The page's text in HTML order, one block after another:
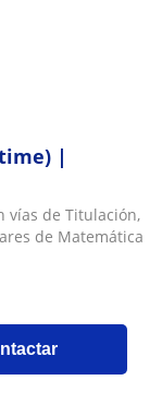
|
vías de Titulación,
de Matemática